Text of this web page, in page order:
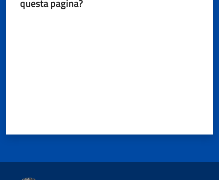
questa pagina?